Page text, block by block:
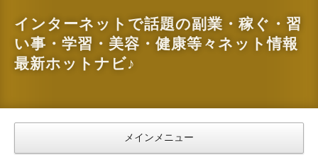
インターネットで話題の副業・稼ぐ・習
い事・学習・美容・健康等々ネット情報
最新ホットナビ♪
メインメニュー